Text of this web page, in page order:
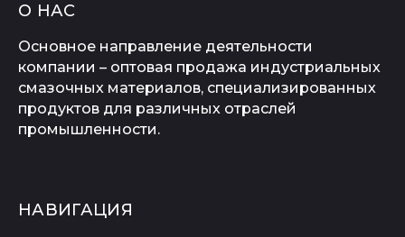
О НАС
Основное направление деятельности
компании – оптовая продажа индустриальных
смазочных материалов, специализированных
продуктов для различных отраслей
промышленности.
НАВИГАЦИЯ